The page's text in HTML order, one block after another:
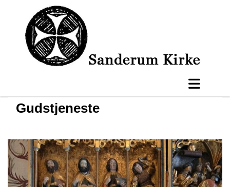
Gudstjeneste